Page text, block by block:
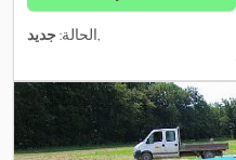
الحالة:جديد ,